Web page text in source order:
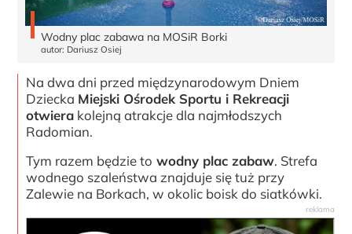
Wodny plac zabawa na MOSiR Borki
autor: Dariusz Osiej
Na dwa dni przed międzynarodowym Dniem
Dziecka Miejski Ośrodek Sportu i Rekreacji
otwiera kolejną atrakcje dla najmłodszych
Radomian.
Tym razem będzie to wodny plac zabaw. Strefa
wodnego szaleństwa znajduje się tuż przy
Zalewie na Borkach, w okolic boisk do siatkówki.